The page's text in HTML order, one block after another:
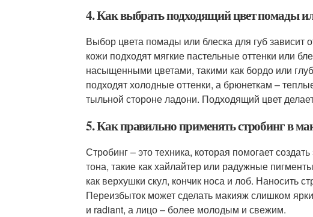
4. Как выбрать подходящий цвет помады
Выбор цвета помады или блеска для губ зависит
кожи подходят мягкие пастельные оттенки или
насыщенными цветами, такими как бордо или
подходят холодные оттенки, а брюнеткам –
тыльной стороне ладони. Подходящий цвет
5. Как правильно применять стробинг в
Стробинг – это техника, которая помогает
тона, такие как хайлайтер или радужные
как верхушки скул, кончик носа и лоб. Наносить
Переизбыток может сделать макияж слишком
и radiant, а лицо – более молодым и свежим.